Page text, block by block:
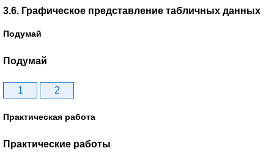
3.6. Графическое представление табличных данных
Подумай
Подумай
1 2
Практическая работа
Практические работы